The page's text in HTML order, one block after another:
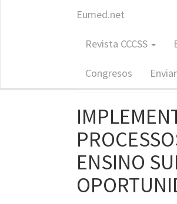
Eumed.net
Revista CCCSS
Congresos
Revista:
ISSN: 1988-7833
ENSINO